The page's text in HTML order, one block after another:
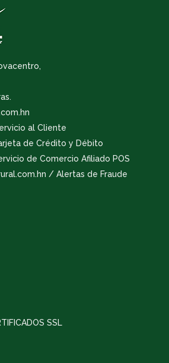
al Cliente
de Crédito y Débito
de Comercio Afiliado POS
/ Alertas de Fraude
SSL